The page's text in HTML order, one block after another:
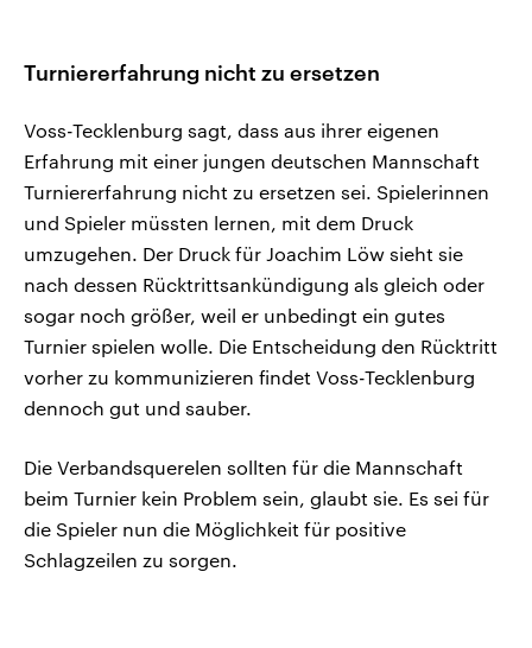
Turniererfahrung nicht zu ersetzen
Voss-Tecklenburg sagt, dass aus ihrer eigenen
Erfahrung mit einer jungen deutschen Mannschaft
Turniererfahrung nicht zu ersetzen sei. Spielerinnen
und Spieler müssten lernen, mit dem Druck
umzugehen. Der Druck für Joachim Löw sieht sie
nach dessen Rücktrittsankündigung als gleich oder
sogar noch größer, weil er unbedingt ein gutes
Turnier spielen wolle. Die Entscheidung den Rücktritt
vorher zu kommunizieren findet Voss-Tecklenburg
dennoch gut und sauber.
Die Verbandsquerelen sollten für die Mannschaft
beim Turnier kein Problem sein, glaubt sie. Es sei für
die Spieler nun die Möglichkeit für positive
Schlagzeilen zu sorgen.